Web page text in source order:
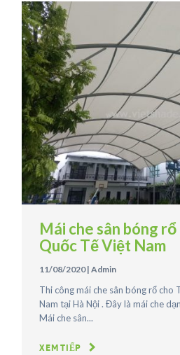
Mái che sân bóng
Quốc Tế Việt Nam
11/08/2020| Admin
Thi công mái che sân bóng rổ
Nam tại Hà Nội . Đây là mái che
Mái che sân...
XEM TIẾP